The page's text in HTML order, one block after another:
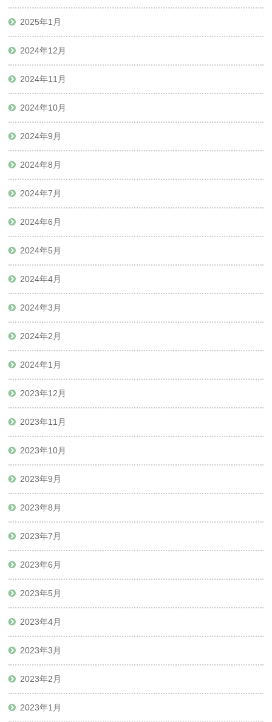
2025年1月
2024年12月
2024年11月
2024年10月
2024年9月
2024年8月
2024年7月
2024年6月
2024年5月
2024年4月
2024年3月
2024年2月
2024年1月
2023年12月
2023年11月
2023年10月
2023年9月
2023年8月
2023年7月
2023年6月
2023年5月
2023年4月
2023年3月
2023年2月
2023年1月